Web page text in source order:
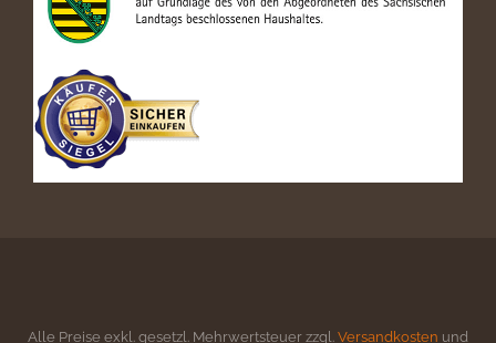
Alle Preise exkl. gesetzl. Mehrwertsteuer zzgl. Versandkosten und